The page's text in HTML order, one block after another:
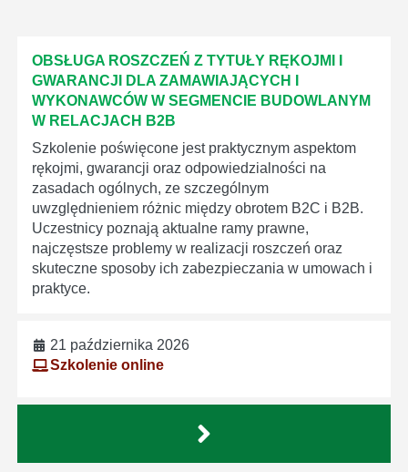
OBSŁUGA ROSZCZEŃ Z TYTUŁY RĘKOJMI I
GWARANCJI DLA ZAMAWIAJĄCYCH I
WYKONAWCÓW W SEGMENCIE BUDOWLANYM
W RELACJACH B2B
Szkolenie poświęcone jest praktycznym aspektom
rękojmi, gwarancji oraz odpowiedzialności na
zasadach ogólnych, ze szczególnym
uwzględnieniem różnic między obrotem B2C i B2B.
Uczestnicy poznają aktualne ramy prawne,
najczęstsze problemy w realizacji roszczeń oraz
skuteczne sposoby ich zabezpieczania w umowach i
praktyce.
21 października 2026
Szkolenie online